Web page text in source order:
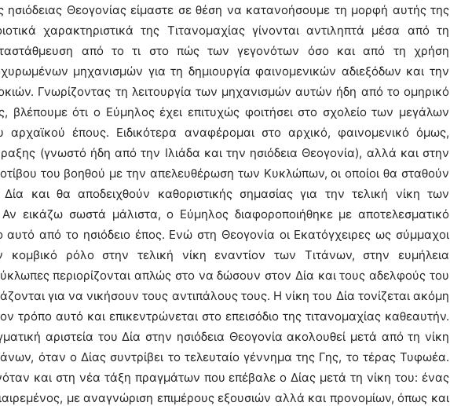
ησιόδειας Θεογονίας είμαστε σε θέση να κατανοήσουμε τη μορφή αυτής της
χαρακτηριστικά της Τιτανομαχίας γίνονται αντιληπτά μέσα από τη
από το τι στο πώς των γεγονότων όσο και από τη χρήση
μηχανισμών για τη δημιουργία φαινομενικών αδιεξόδων και την
Γνωρίζοντας τη λειτουργία των μηχανισμών αυτών ήδη από το ομηρικό
βλέπουμε ότι ο Εύμηλος έχει επιτυχώς φοιτήσει στο σχολείο των μεγάλων
έπους. Ειδικότερα αναφέρομαι στο αρχικό, φαινομενικό όμως,
(γνωστό ήδη από την Ιλιάδα και την ησιόδεια Θεογονία), αλλά και στην
του βοηθού με την απελευθέρωση των Κυκλώπων, οι οποίοι θα σταθούν
και θα αποδειχθούν καθοριστικής σημασίας για την τελική νίκη των
εικάζω σωστά μάλιστα, ο Εύμηλος διαφοροποιήθηκε με αποτελεσματικό
αυτό από το ησιόδειο έπος. Ενώ στη Θεογονία οι Εκατόγχειρες ως σύμμαχοι
κομβικό ρόλο στην τελική νίκη εναντίον των Τιτάνων, στην ευμήλεια
περιορίζονται απλώς στο να δώσουν στον Δία και τους αδελφούς του
για να νικήσουν τους αντιπάλους τους. Η νίκη του Δία τονίζεται ακόμη
τρόπο αυτό και επικεντρώνεται στο επεισόδιο της τιτανομαχίας καθεαυτήν.
αριστεία του Δία στην ησιόδεια Θεογονία ακολουθεί μετά από τη νίκη
όταν ο Δίας συντρίβει το τελευταίο γέννημα της Γης, το τέρας Τυφωέα.
και στη νέα τάξη πραγμάτων που επέβαλε ο Δίας μετά τη νίκη του: ένας
με αναγνώριση επιμέρους εξουσιών αλλά και προνομίων, όπως και